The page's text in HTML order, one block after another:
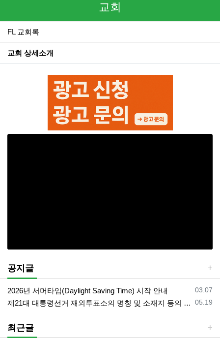
교회
FL 교회록
교회 상세소개
공지글
등록일
03.07
2026년 서머타임(Daylight Saving Time) 시작 안내
등록일
05.19
제21대 대통령선거 재외투표소의 명칭 및 소재지 등의 공고/올랜도 제외 투표소
최근글